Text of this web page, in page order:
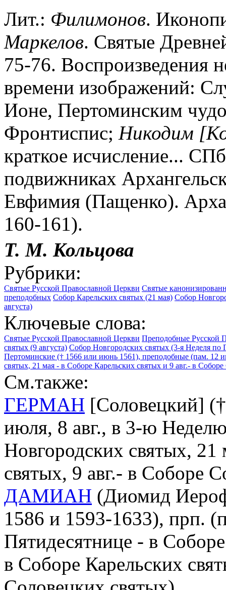
Лит.: Филимонов.
Маркелов. Святые
75-76. Воспроизведения
времени изображений:
Ионе, Пертоминским
Фронтиспис; Никодим
краткое исчисление...
подвижниках
Евфимия (Пащенко).
160-161).
Т. М. Кольцова
Рубрики:
Святые Русской Православной Церкви Святые
преподобных Собор Карельских святых (21 мая) Собор
августа)
Ключевые слова:
Святые Русской Православной Церкви Преподобные Русской
святых (9 августа) Собор Новгородских святых (3-я Неделя по
Пертоминские († 1566 или июнь 1561), преподобные (пам. 12
святых, 21 мая - в Соборе Карельских святых и 9 авг.- в
См.также:
ГЕРМАН [Соловецкий]
июля, 8 авг., в 3-ю
Новгородских святых,
святых, 9 авг.- в Соборе
ДАМИАН (Диомид
1586 и 1593-1633), прп.
Пятидесятнице - в
в Соборе Карельских